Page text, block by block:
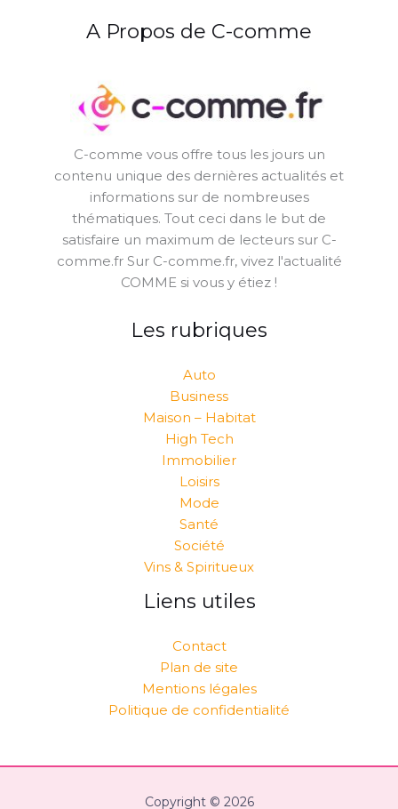
A Propos de C-comme
C-comme vous offre tous les jours un
contenu unique des dernières actualités et
informations sur de nombreuses
thématiques. Tout ceci dans le but de
satisfaire un maximum de lecteurs sur C-
comme.fr Sur C-comme.fr, vivez l'actualité
COMME si vous y étiez !
Les rubriques
Auto
Business
Maison – Habitat
High Tech
Immobilier
Loisirs
Mode
Santé
Société
Vins & Spiritueux
Liens utiles
Contact
Plan de site
Mentions légales
Politique de confidentialité
Copyright © 2026